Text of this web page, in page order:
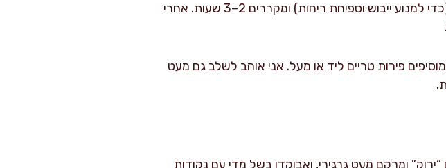
קירור להתייצבות: מכסים בניילון נצמד במגע ישיר עם פני המוס (כדי למנוע ייבוש וספיחת ריחות) ומקררים 2–3 שעות. אחרי
פירות טריים ליד או מעל. אני אוהב לשלב גם מעט
ומרקם מעט גרגירי, ואבוקדו בשל מדי עם נקודות